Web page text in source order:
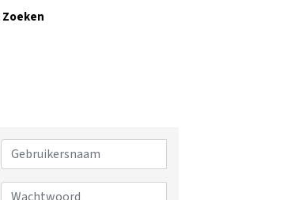
Zoeken
Gebruikersnaam
Wachtwoord